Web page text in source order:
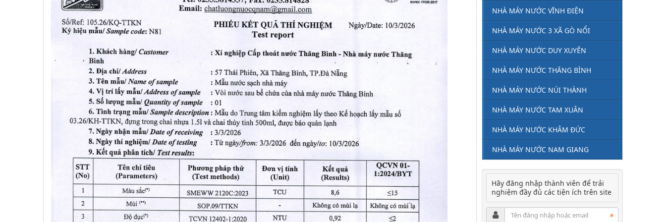
NHÀ MÁY NƯỚC VĨNH ĐIỆN
NHÀ MÁY NƯỚC 3 XÃ GÒ NỔI
NHÀ MÁY NƯỚC DUY XUYÊN
NHÀ MÁY NƯỚC THĂNG BÌNH
NHÀ MÁY NƯỚC NÚI THÀNH
NHÀ MÁY NƯỚC TAM XUÂN
NHÀ MÁY NƯỚC KHÂM ĐỨC
NHÀ MÁY NƯỚC NAM GIANG
Hãy đăng nhập thành viên để trải
nghiệm đầy đủ các tiện ích trên site